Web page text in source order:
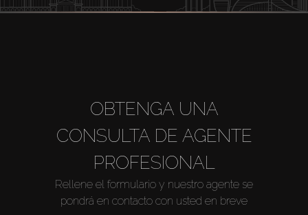
OBTENGA UNA
CONSULTA DE AGENTE
PROFESIONAL
Rellene el formulario y nuestro agente se
pondrá en contacto con usted en breve